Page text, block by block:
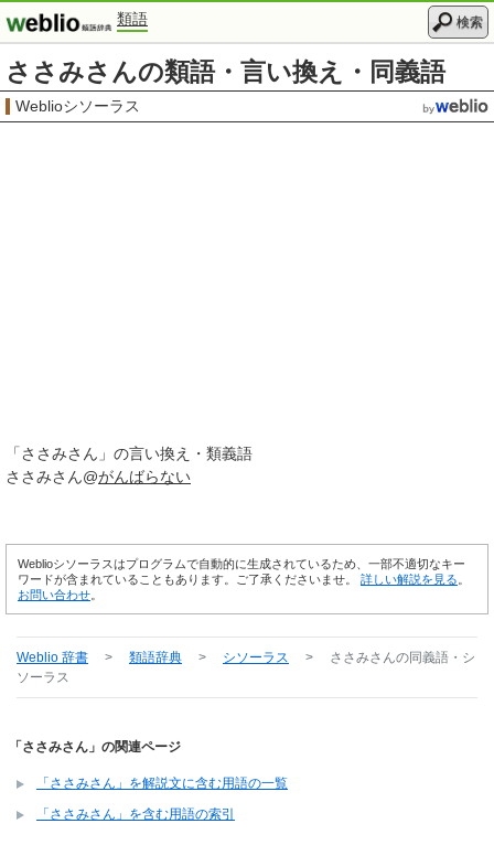
類語 検索
ささみさんの類語・言い換え・同義語
Weblioシソーラス
「ささみさん 」の言い換え・類義語
ささみさん@がんばらない
Weblioシソーラスはプログラムで自動的に生成されているため、一部不適切なキー
ワードが含まれていることもあります。ご了承くださいませ。 詳しい解説を見る
お問い合わせ
Weblio 辞書 > 類語辞典 > シソーラス > ささみさんの同義語・シ
ソーラス
「ささみさん」の関連ページ
「ささみさん」を解説文に含む用語の一覧
「ささみさん」を含む用語の索引